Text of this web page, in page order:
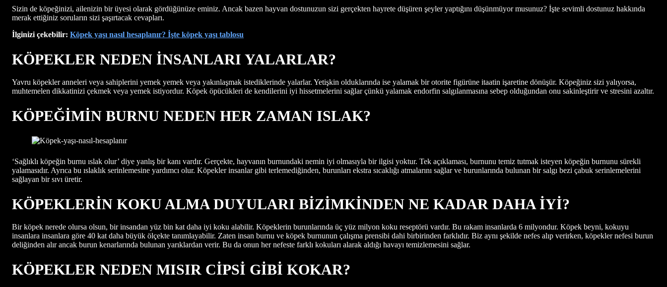
Sizin de köpeğinizi, ailenizin bir üyesi olarak gördüğünüze eminiz. Ancak bazen hayvan dostunuzun sizi gerçekten hayrete düşüren şeyler yaptığını düşünmüyor musunuz? İşte sevimli dostunuz hakkında
merak ettiğiniz soruların sizi şaşırtacak cevapları.
İlginizi çekebilir: Köpek yaşı nasıl hesaplanır? İşte köpek yaşı tablosu
KÖPEKLER NEDEN İNSANLARI YALARLAR?
Yavru köpekler anneleri veya sahiplerini yemek yemek veya yakınlaşmak istediklerinde yalarlar. Yetişkin olduklarında ise yalamak bir otorite figürüne itaatin işaretine dönüşür. Köpeğiniz sizi yalıyorsa,
muhtemelen dikkatinizi çekmek veya yemek istiyordur. Köpek öpücükleri de kendilerini iyi hissetmelerini sağlar çünkü yalamak endorfin salgılanmasına sebep olduğundan onu sakinleştirir ve stresini azaltır.
KÖPEĞİMİN BURNU NEDEN HER ZAMAN ISLAK?
‘Sağlıklı köpeğin burnu ıslak olur’ diye yanlış bir kanı vardır. Gerçekte, hayvanın burnundaki nemin iyi olmasıyla bir ilgisi yoktur. Tek açıklaması, burnunu temiz tutmak isteyen köpeğin burnunu sürekli
yalamasıdır. Ayrıca bu ıslaklık serinlemesine yardımcı olur. Köpekler insanlar gibi terlemediğinden, burunları ekstra sıcaklığı atmalarını sağlar ve burunlarında bulunan bir salgı bezi çabuk serinlemelerini
sağlayan bir sıvı üretir.
KÖPEKLERİN KOKU ALMA DUYULARI BİZİMKİNDEN NE KADAR DAHA İYİ?
Bir köpek nerede olursa olsun, bir insandan yüz bin kat daha iyi koku alabilir. Köpeklerin burunlarında üç yüz milyon koku reseptörü vardır. Bu rakam insanlarda 6 milyondur. Köpek beyni, kokuyu
insanlara insanlara göre 40 kat daha büyük ölçekte tanımlayabilir. Zaten insan burnu ve köpek burnunun çalışma prensibi dahi birbirinden farklıdır. Biz aynı şekilde nefes alıp verirken, köpekler nefesi burun
deliğinden alır ancak burun kenarlarında bulunan yarıklardan verir. Bu da onun her nefeste farklı kokuları alarak aldığı havayı temizlemesini sağlar.
KÖPEKLER NEDEN MISIR CİPSİ GİBİ KOKAR?